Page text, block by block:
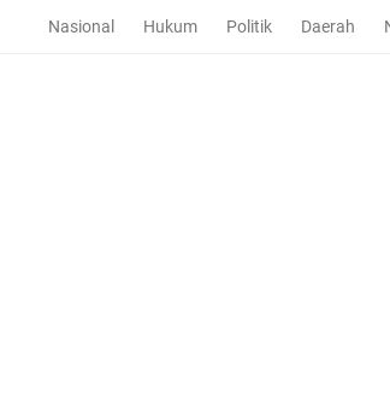
Nasional Hukum Politik Daerah